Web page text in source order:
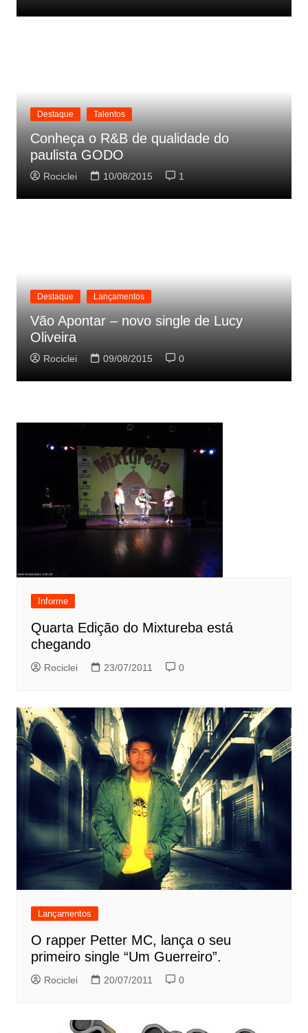
Destaque Talentos
Conheça o R&B de qualidade do
paulista GODO
Rociclei 10/08/2015 1
Destaque Lançamentos
Vão Apontar – novo single de Lucy
Oliveira
Rociclei 09/08/2015 0
Informe
Quarta Edição do Mixtureba está
chegando
Rociclei 23/07/2011 0
Lançamentos
O rapper Petter MC, lança o seu
primeiro single “Um Guerreiro”.
Rociclei 20/07/2011 0